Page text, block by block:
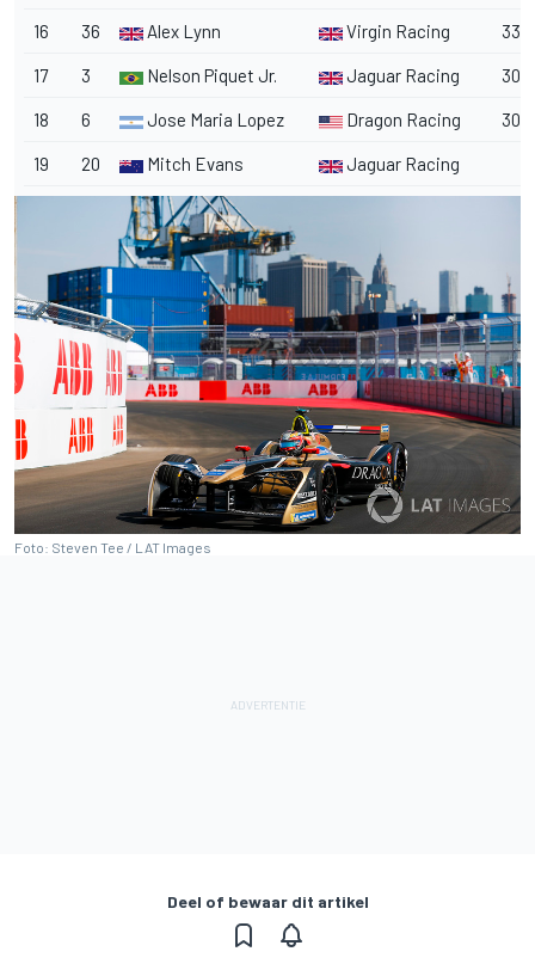
16 36 Alex Lynn Virgin Racing 33
17 3 Nelson Piquet Jr. Jaguar Racing 30
18 6 Jose Maria Lopez Dragon Racing 30
19 20 Mitch Evans Jaguar Racing
Foto: Steven Tee / LAT Images
Deel of bewaar dit artikel